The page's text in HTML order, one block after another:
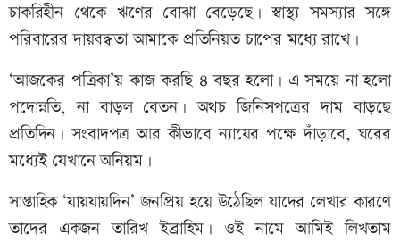
চাকরিহীন থেকে ঋণের বোঝা বেড়েছে। স্বাস্থ্য সমস্যার সঙ্গে
পরিবারের দায়বদ্ধতা আমাকে প্রতিনিয়ত চাপের মধ্যে রাখে।
‘আজকের পত্রিকা’য় কাজ করছি ৪ বছর হলো। এ সময়ে না হলো
পদোন্নতি, না বাড়ল বেতন। অথচ জিনিসপত্রের দাম বাড়ছে
প্রতিদিন। সংবাদপত্র আর কীভাবে ন্যায়ের পক্ষে দাঁড়াবে, ঘরের
মধ্যেই যেখানে অনিয়ম।
সাপ্তাহিক ‘যায়যায়দিন’ জনপ্রিয় হয়ে উঠেছিল যাদের লেখার কারণে
তাদের একজন তারিখ ইব্রাহিম। ওই নামে আমিই লিখতাম